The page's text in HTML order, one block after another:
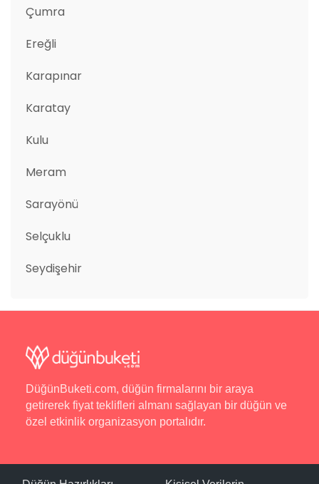
Çumra
Ereğli
Karapınar
Karatay
Kulu
Meram
Sarayönü
Selçuklu
Seydişehir
DüğünBuketi.com, düğün firmalarını bir araya
getirerek fiyat teklifleri almanı sağlayan bir düğün ve
özel etkinlik organizasyon portalıdır.